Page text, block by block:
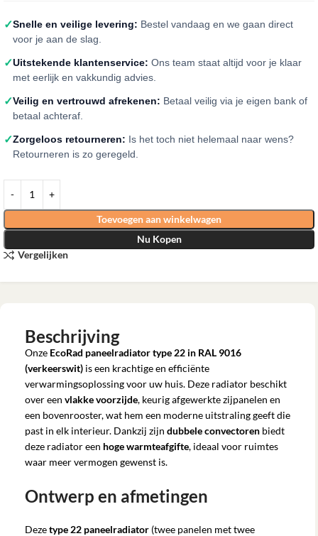
✓Snelle en veilige levering: Bestel vandaag en we gaan direct
voor je aan de slag.
✓Uitstekende klantenservice: Ons team staat altijd voor je klaar
met eerlijk en vakkundig advies.
✓Veilig en vertrouwd afrekenen: Betaal veilig via je eigen bank of
betaal achteraf.
✓Zorgeloos retourneren: Is het toch niet helemaal naar wens?
Retourneren is zo geregeld.
Toevoegen aan winkelwagen
Nu Kopen
Vergelijken
Beschrijving
Onze EcoRad paneelradiator type 22 in RAL 9016
(verkeerswit) is een krachtige en efficiënte
verwarmingsoplossing voor uw huis. Deze radiator beschikt
over een vlakke voorzijde, keurig afgewerkte zijpanelen en
een bovenrooster, wat hem een moderne uitstraling geeft die
past in elk interieur. Dankzij zijn dubbele convectoren biedt
deze radiator een hoge warmteafgifte, ideaal voor ruimtes
waar meer vermogen gewenst is.
Ontwerp en afmetingen
Dezetype 22 paneelradiator (twee panelen met twee